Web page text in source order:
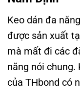
Keo dán đa
được sản xuất
mà mất đi các
năng nói
của THbond có